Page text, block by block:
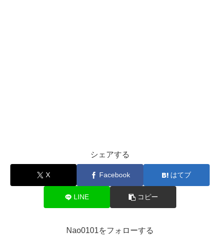
シェアする
X Facebook はてブ
LINE コピー
Nao0101をフォローする